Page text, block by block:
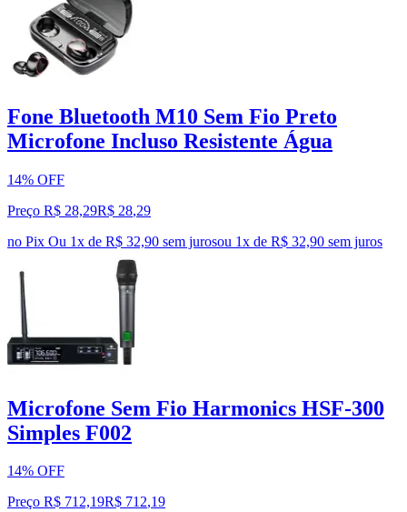
Fone Bluetooth M10 Sem Fio Preto
Microfone Incluso Resistente Água
14% OFF
Preço R$ 28,29R$ 28,29
no Pix Ou 1x de R$ 32,90 sem jurosou 1x de R$ 32,90 sem juros
Microfone Sem Fio Harmonics HSF-300
Simples F002
14% OFF
Preço R$ 712,19R$ 712,19